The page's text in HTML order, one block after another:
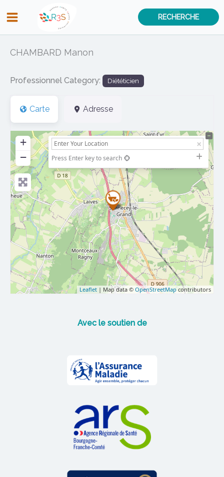
au
contenu
RECHERCHE
CHAMBARD Manon
Professionnel Category: Diététicien
Carte Adresse
+
−
Press Enter key to search
Leaflet | Map data © OpenStreetMap contributors
Avec le soutien de